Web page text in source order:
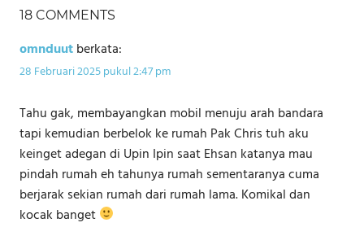
18 COMMENTS
omnduutberkata:
28 Februari 2025 pukul 2:47 pm
Tahu gak, membayangkan mobil menuju arah bandara
tapi kemudian berbelok ke rumah Pak Chris tuh aku
keinget adegan di Upin Ipin saat Ehsan katanya mau
pindah rumah eh tahunya rumah sementaranya cuma
berjarak sekian rumah dari rumah lama. Komikal dan
kocak banget